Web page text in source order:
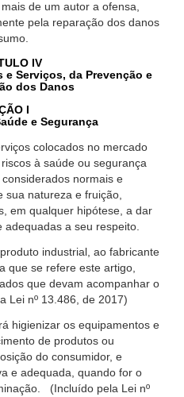
de um autor a ofensa,
pela reparação dos danos
IV
e Serviços, da Prevenção e
dos Danos
I
e Segurança
colocados no mercado
à saúde ou segurança
normais e
sua natureza e fruição,
em qualquer hipótese, a dar
adequadas a seu respeito.
industrial, ao fabricante
que se refere este artigo,
que devam acompanhar o
Lei nº 13.486, de 2017)
higienizar os equipamentos e
de produtos ou
do consumidor, e
e adequada, quando for o
(Incluído pela Lei nº